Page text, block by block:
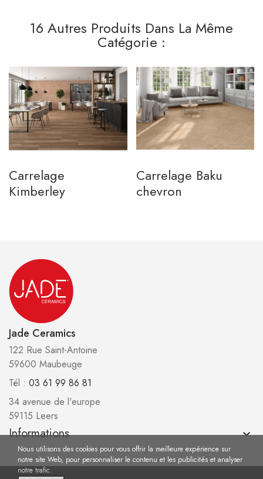
16 Autres Produits Dans La Même
Catégorie :
Carrelage
Kimberley
Carrelage Baku
chevron
Jade Ceramics
122 Rue Saint-Antoine
59600 Maubeuge
Tél : 03 61 99 86 81
34 avenue de l'europe
59115 Leers
Informations keyboard_arrow_down
Nous utilisons des cookies pour vous offrir la meilleure expérience sur
notre site Web, pour personnaliser le contenu et les publicités et analyser
notre trafic.